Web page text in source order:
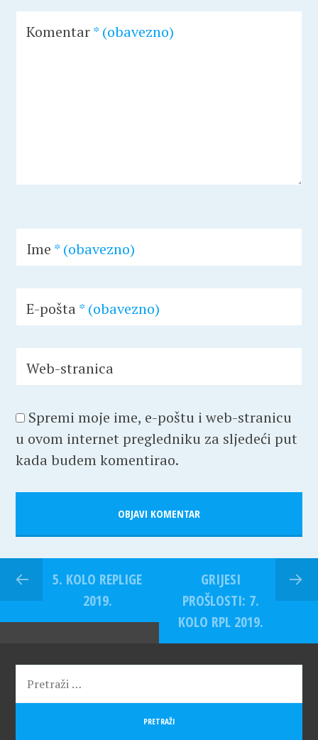
Komentar* (obavezno)
Ime * (obavezno)
E-pošta * (obavezno)
Web-stranica
Spremi moje ime, e-poštu i web-stranicu
u ovom internet pregledniku za sljedeći put
kada budem komentirao.
5. KOLO REPLIGE
2019.
GRIJESI
PROŠLOSTI: 7.
KOLO RPL 2019.